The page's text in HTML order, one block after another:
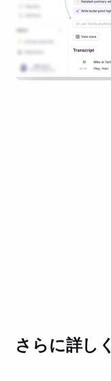
さらに詳しく